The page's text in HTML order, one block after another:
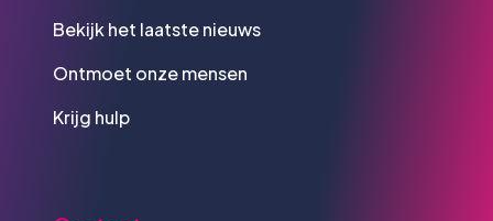
Bekijk het laatste nieuws
Ontmoet onze mensen
Krijg hulp